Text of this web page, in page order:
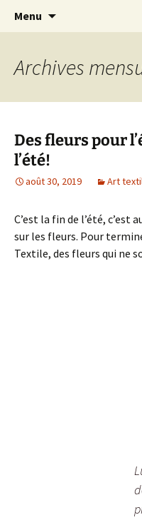
filsetcrayons
Le blog de Sophie A
Menu
Archives
Des fleurs pour
l’été!
août 30, 2019 Art
C’est la fin de l’été, c’est
sur les fleurs. Pour
Textile, des fleurs qui ne